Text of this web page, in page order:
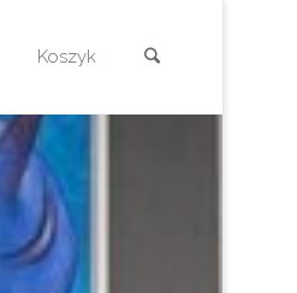
Koszyk